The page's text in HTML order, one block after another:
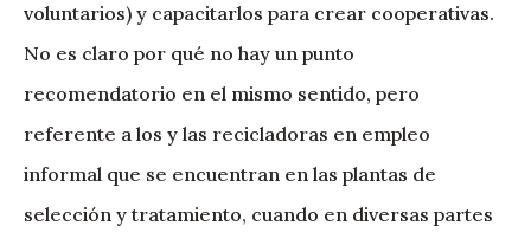
voluntarios) y capacitarlos para crear cooperativas.
No es claro por qué no hay un punto
recomendatorio en el mismo sentido, pero
referente a los y las recicladoras en empleo
informal que se encuentran en las plantas de
selección y tratamiento, cuando en diversas partes